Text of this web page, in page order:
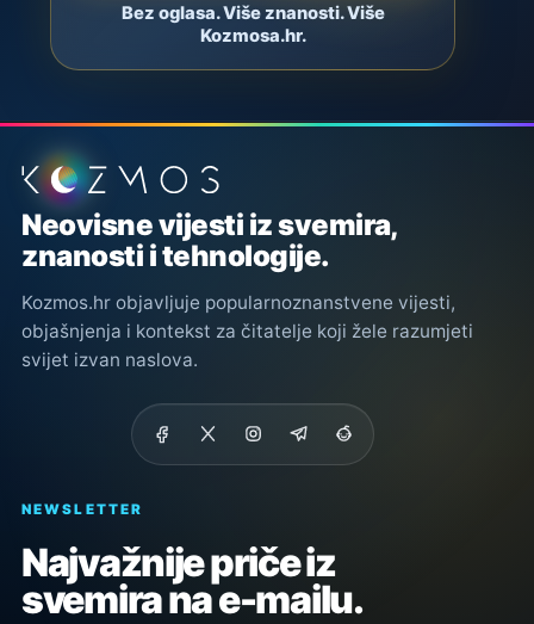
Bez oglasa. Više znanosti. Više
Kozmosa.hr.
Podnožje stranice
Neovisne vijesti iz svemira,
znanosti i tehnologije.
Kozmos.hr objavljuje popularnoznanstvene vijesti,
objašnjenja i kontekst za čitatelje koji žele razumjeti
svijet izvan naslova.
NEWSLETTER
Najvažnije priče iz
svemira na e-mailu.